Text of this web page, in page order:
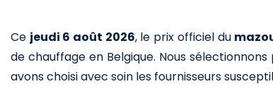
Ce jeudi 6 août 2026, le prix officiel du
de chauffage en Belgique. Nous
avons choisi avec soin les fournisseurs